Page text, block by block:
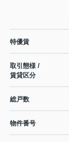
特優賃
取引態様 /
賃貸区分
総戸数
物件番号